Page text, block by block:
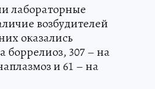
лабораторные
возбудителей
оказались
307 – на
и 61 – на